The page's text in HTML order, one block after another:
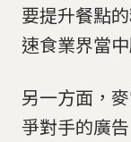
要提升餐點
速食業界當
另一方面，
爭對手的廣